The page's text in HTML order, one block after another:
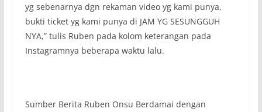
yg sebenarnya dgn rekaman video yg kami punya,
bukti ticket yg kami punya di JAM YG SESUNGGUH
NYA,” tulis Ruben pada kolom keterangan pada
Instagramnya beberapa waktu lalu.
Sumber Berita Ruben Onsu Berdamai dengan